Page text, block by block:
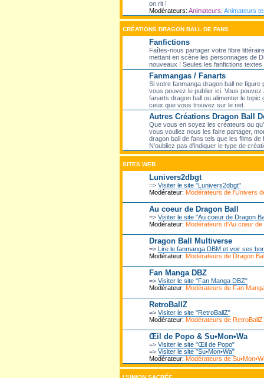
on rit !
Modérateurs: Animateurs Animateurs
CRÉATIONS DRAGON BALL DE FANS
Fanfictions
Faîtes-nous partager votre fibre
mettant en scène les personnages de
nouveaux ! Seules les fanfictions textes
Fanmangas / Fanarts
Si votre fanmanga dragon ball ne
vous pouvez le publier ici. Vous
fanarts dragon ball ou alimenter le
ceux que vous trouvez sur le net.
Autres Créations Dragon Ball
Que vous en soyez les créateurs ou
vous vouliez nous les faire partager,
dragon ball de fans tels que les films
N'oubliez pas d'indiquer le type de
SITES WEB
Lunivers2dbgt
=> Visiter le site "Lunivers2dbgt"
Modérateur: Modérateurs de l'Univers
Au coeur de Dragon Ball
=> Visiter le site "Au coeur de Dragon
Modérateur: Modérateurs d'Au cœur de
Dragon Ball Multiverse
=> Lire le fanmanga DBM et voir ses
Modérateur: Modérateurs de Dragon
Fan Manga DBZ
=> Visiter le site "Fan Manga DBZ"
Modérateur: Modérateurs de Fan
RetroBallZ
=> Visiter le site "RetroBallZ"
Modérateur: Modérateurs de RetroBallZ
Œil de Popo & Su•Mon•Wa
=> Visiter le site "Œil de Popo"
=> Visiter le site "Su•Mon•Wa"
Modérateur: Modérateurs de